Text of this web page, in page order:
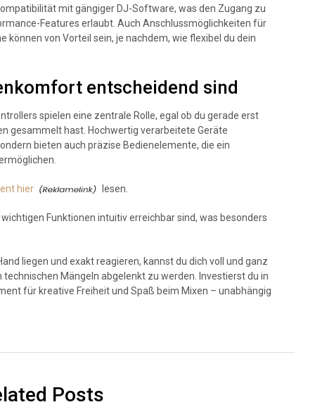
mit gängiger DJ-Software, was den Zugang zu
Features erlaubt. Auch Anschlussmöglichkeiten für
von Vorteil sein, je nachdem, wie flexibel du dein
entscheidend sind
spielen eine zentrale Rolle, egal ob du gerade erst
gesammelt hast. Hochwertig verarbeitete Geräte
bieten auch präzise Bedienelemente, die ein
hier lesen.
Funktionen intuitiv erreichbar sind, was besonders
liegen und exakt reagieren, kannst du dich voll und ganz
Mängeln abgelenkt zu werden. Investierst du in
für kreative Freiheit und Spaß beim Mixen – unabhängig
Posts